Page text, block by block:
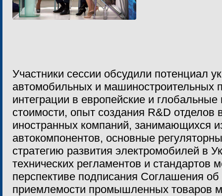
Участники сессии обсудили потенциал
автомобильных и машиностроительных
интеграции в европейские и
стоимости, опыт создания R&D отделов
иностранных компаний, занимающихся
автокомпонентов, основные
стратегию развития электромобилей в
технических регламентов и стандартов
перспективе подписания Соглашения об
приемлемости промышленных товаров